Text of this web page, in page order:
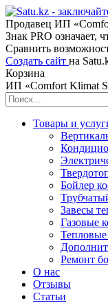
Продавец ИП
Знак PRO означает,
Сравнить
Создать сайт на
Корзина
ИП «Comfort Klimat
Товары и
Бойлер
Завесы
Газовые
Ремонт
О нас
Отзывы
Статьи